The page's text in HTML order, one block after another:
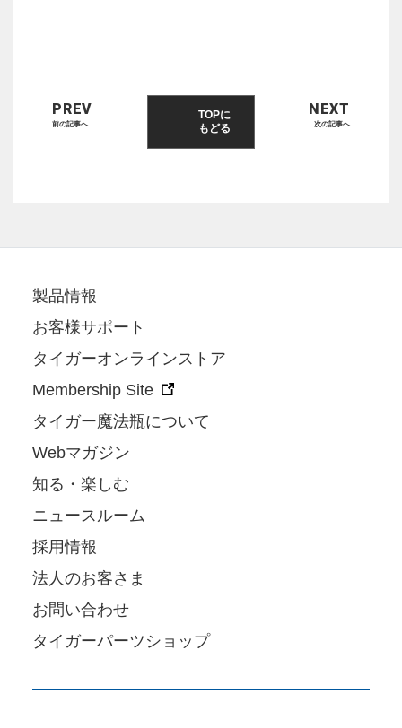
前の記事へ
PREV
TOPに
もどる
次の記事へ
NEXT
製品情報
お客様サポート
タイガーオンラインストア
Membership Site
タイガー魔法瓶について
Webマガジン
知る・楽しむ
ニュースルーム
採用情報
法人のお客さま
お問い合わせ
タイガーパーツショップ